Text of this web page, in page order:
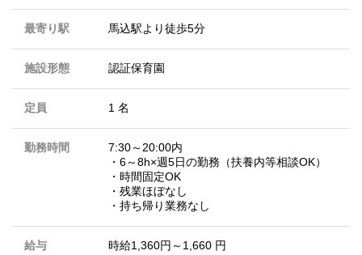
最寄り駅 馬込駅より徒歩5分
施設形態 認証保育園
定員 1 名
勤務時間
7:30～20:00内
・6～8h×週5日の勤務（扶養内等相談OK）
・時間固定OK
・残業ほぼなし
・持ち帰り業務なし
給与 時給1,360円～1,660 円